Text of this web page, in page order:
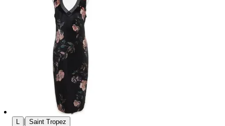
| Saint Tropez